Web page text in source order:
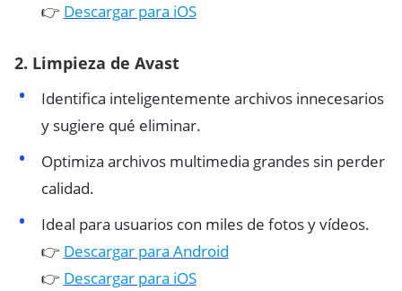
👉 Descargar para iOS
2. Limpieza de Avast
Identifica inteligentemente archivos innecesarios
y sugiere qué eliminar.
Optimiza archivos multimedia grandes sin perder
calidad.
Ideal para usuarios con miles de fotos y vídeos.
👉 Descargar para Android
👉 Descargar para iOS